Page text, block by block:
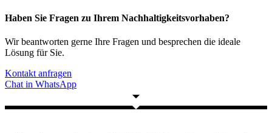
Haben Sie Fragen zu Ihrem Nachhaltigkeitsvorhaben?
Wir beantworten gerne Ihre Fragen und besprechen die ideale
Lösung für Sie.
Kontakt anfragen
Chat in WhatsApp